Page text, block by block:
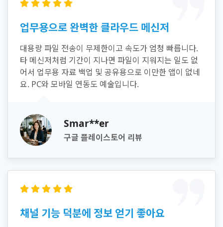
업무용으로 완벽한 클라우드 메신저
대용량 파일 전송이 무제한이고 속도가 엄청 빠릅니다.
타 메신저처럼 기간이 지나면 파일이 지워지는 일도 없
어서 업무용 자료 백업 및 공유용으로 이만한 앱이 없네
요. PC와 모바일 연동도 예술입니다.
Smar**er
구글 플레이스토어 리뷰
채널 기능 덕분에 정보 얻기 좋아요